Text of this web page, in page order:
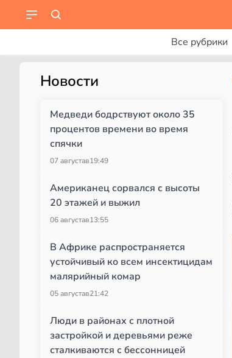
Все рубрики
Новости
Медведи бодрствуют около 35
процентов времени во время
спячки
07 августав19:49
Американец сорвался с высоты
20 этажей и выжил
06 августав13:55
В Африке распространяется
устойчивый ко всем инсектицидам
малярийный комар
05 августав21:42
Люди в районах с плотной
застройкой и деревьями реже
сталкиваются с бессонницей